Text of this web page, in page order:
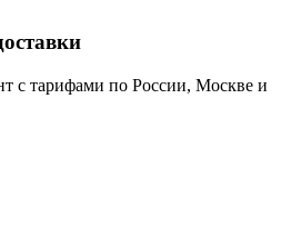
с тарифами по России, Москве и